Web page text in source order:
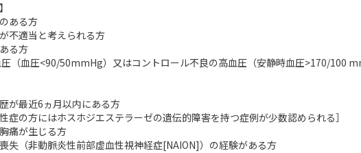
ある方
不適当と考えられる方
る方
圧（⾎圧<90/50mmHg）⼜はコントロール不良の⾼⾎圧（安静時⾎圧>170/100
が最近6ヵ月以内にある方
症の方にはホスホジエステラーゼの遺伝的障害を持つ症例が少数認められる］
痛が生じる方
失（非動脈炎性前部虚血性視神経症[NAION]）の経験がある方